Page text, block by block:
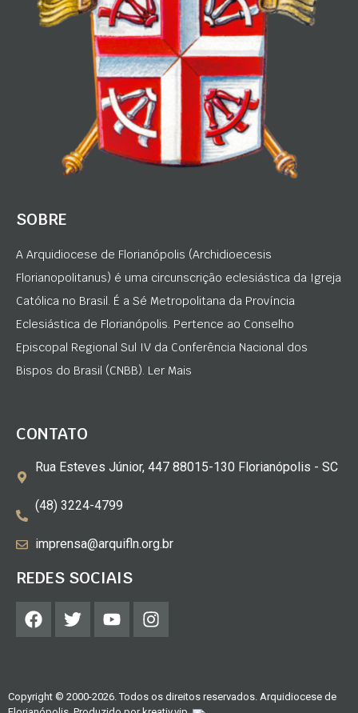
SOBRE
A Arquidiocese de Florianópolis (Archidioecesis
Florianopolitanus) é uma circunscrição eclesiástica da Igreja
Católica no Brasil. É a Sé Metropolitana da Província
Eclesiástica de Florianópolis. Pertence ao Conselho
Episcopal Regional Sul IV da Conferência Nacional dos
Bispos do Brasil (CNBB). Ler Mais
CONTATO
Rua Esteves Júnior, 447 88015-130 Florianópolis - SC
(48) 3224-4799
imprensa@arquifln.org.br
REDES SOCIAIS
Copyright © 2000-2026. Todos os direitos reservados. Arquidiocese de